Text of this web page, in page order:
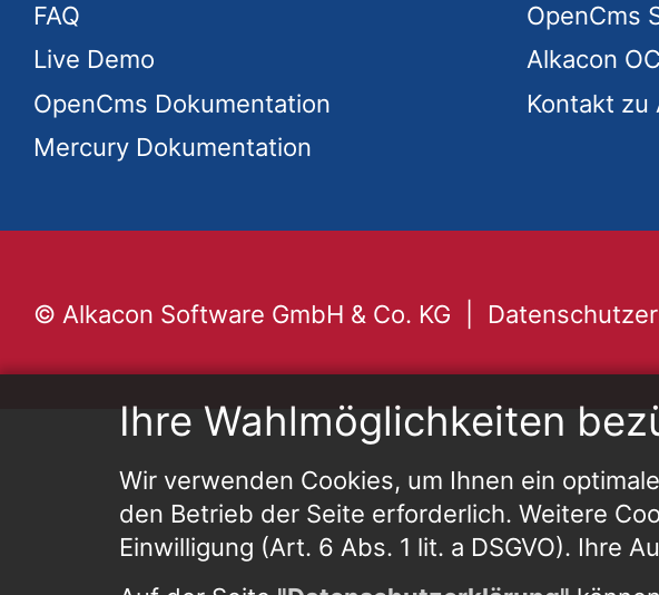
Ihre Wahlmöglichkeiten
Wir verwenden Cookies, um Ihnen ein
den Betrieb der Seite erforderlich. Weitere
Einwilligung (Art. 6 Abs. 1 lit. a DSGVO). Ihre
FAQ
Live Demo
OpenCms Dokumentation
Mercury Dokumentation
OpenCms
Alkacon
Kontakt zu
© Alkacon Software GmbH & Co. KG